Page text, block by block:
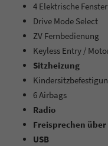
4 Elektrische
Drive Mode Select
ZV Fernbedienung
Keyless Entry /
Sitzheizung
6 Airbags
Radio
Freisprechen
USB